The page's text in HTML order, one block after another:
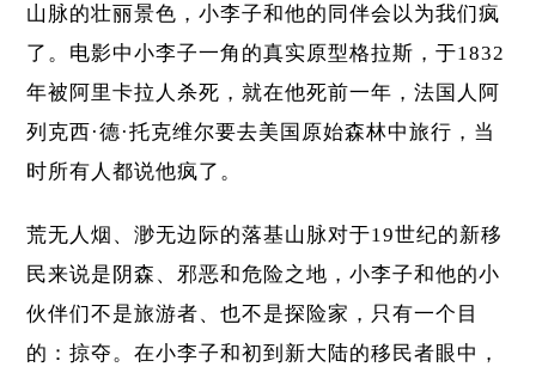
山脉的壮丽景色，小李子和他的同伴会以为我们疯
了。电影中小李子一角的真实原型格拉斯，于1832
年被阿里卡拉人杀死，就在他死前一年，法国人阿
列克西·德·托克维尔要去美国原始森林中旅行，当
时所有人都说他疯了。
荒无人烟、渺无边际的落基山脉对于19世纪的新移
民来说是阴森、邪恶和危险之地，小李子和他的小
伙伴们不是旅游者、也不是探险家，只有一个目
的：掠夺。在小李子和初到新大陆的移民者眼中，